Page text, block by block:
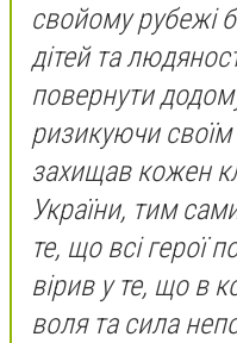
свойому рубежі
дітей та
повернути
ризикуючи
захищав кожен
України, тим
те, що всі герої
вірив у те, що в
воля та сила